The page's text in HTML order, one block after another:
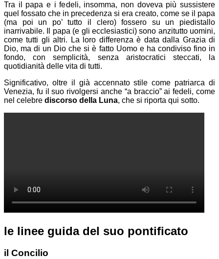
Tra il papa e i fedeli, insomma, non doveva più sussistere
quel fossato che in precedenza si era creato, come se il papa
(ma poi un po’ tutto il clero) fossero su un piedistallo
inarrivabile. Il papa (e gli ecclesiastici) sono anzitutto uomini,
come tutti gli altri. La loro differenza è data dalla Grazia di
Dio, ma di un Dio che si è fatto Uomo e ha condiviso fino in
fondo, con semplicità, senza aristocratici steccati, la
quotidianità delle vita di tutti.
Significativo, oltre il già accennato stile come patriarca di
Venezia, fu il suo rivolgersi anche “a braccio” ai fedeli, come
nel celebre discorso della Luna, che si riporta qui sotto.
le linee guida del suo pontificato
il Concilio